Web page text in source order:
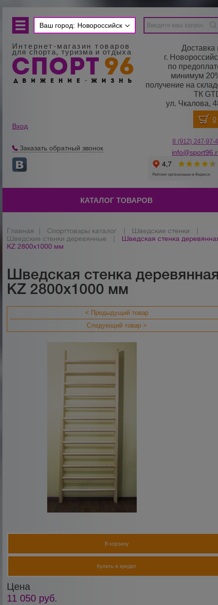
Ваш город: Новороссийск
Интернет-магазин товаров
для спорта, туризма и отдыха
Доставка
г.
по
минимум
получение на
ТК
ул. Чкалова,
Вход
Заказать обратный звонок
8 (912) 247-97-
КАТАЛОГ ТОВАРОВ
Главная Спорттовары каталог Шведские стенки
Шведские стенки деревянные
Шведская стенка
KZ 2800х1000 мм
Шведская стенка
KZ 2800х1000 мм
< Предыдущий товар
Следующий товар >
Цена
11 050 руб.
В корзину
Купить в кредит